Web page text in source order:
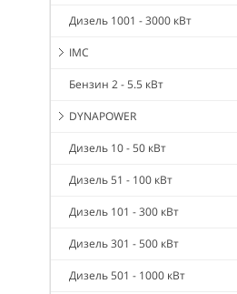
Дизель 1001 - 3000 кВт
IMC
Бензин 2 - 5.5 кВт
DYNAPOWER
Дизель 10 - 50 кВт
Дизель 51 - 100 кВт
Дизель 101 - 300 кВт
Дизель 301 - 500 кВт
Дизель 501 - 1000 кВт